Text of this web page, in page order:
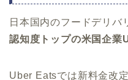
日本国内のフードデリバ
認知度トップの米国企業
Uber Eatsでは新料金改